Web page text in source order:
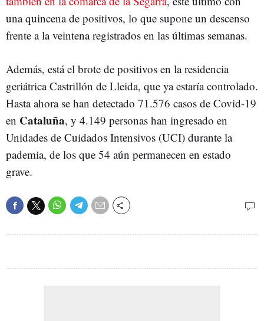
una quincena de positivos, lo que supone un descenso
frente a la veintena registrados en las últimas semanas.
Además, está el brote de positivos en la residencia
geriátrica Castrillón de Lleida, que ya estaría controlado.
Hasta ahora se han detectado 71.576 casos de Covid-19
en Cataluña, y 4.149 personas han ingresado en
Unidades de Cuidados Intensivos (UCI) durante la
pademia, de los que 54 aún permanecen en estado
grave.